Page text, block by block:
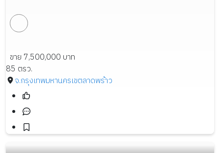
ขาย 7,500,000 บาท
85 ตรว.
จ.กรุงเทพมหานครเขตลาดพร้าว